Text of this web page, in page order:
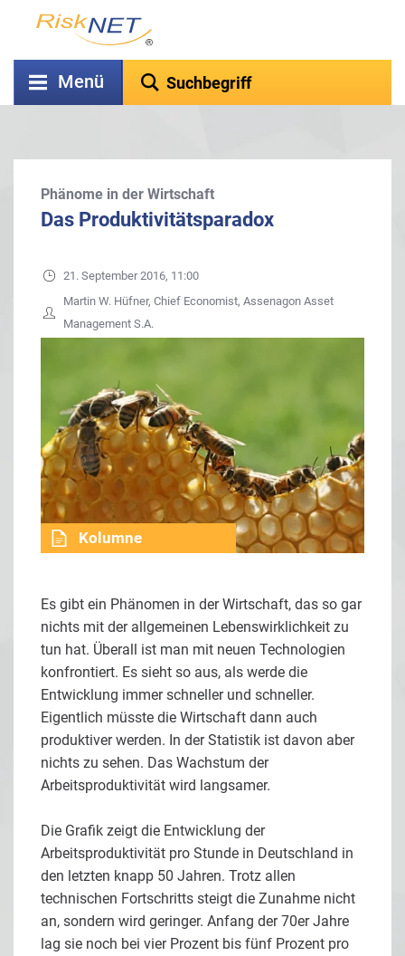
Menü
Phänome in der Wirtschaft
Das Produktivitätsparadox
21. September 2016, 11:00
Martin W. Hüfner, Chief Economist, Assenagon Asset
Management S.A.
Kolumne
Es gibt ein Phänomen in der Wirtschaft, das so gar
nichts mit der allgemeinen Lebenswirklichkeit zu
tun hat. Überall ist man mit neuen Technologien
konfrontiert. Es sieht so aus, als werde die
Entwicklung immer schneller und schneller.
Eigentlich müsste die Wirtschaft dann auch
produktiver werden. In der Statistik ist davon aber
nichts zu sehen. Das Wachstum der
Arbeitsproduktivität wird langsamer.
Die Grafik zeigt die Entwicklung der
Arbeitsproduktivität pro Stunde in Deutschland in
den letzten knapp 50 Jahren. Trotz allen
technischen Fortschritts steigt die Zunahme nicht
an, sondern wird geringer. Anfang der 70er Jahre
lag sie noch bei vier Prozent bis fünf Prozent pro